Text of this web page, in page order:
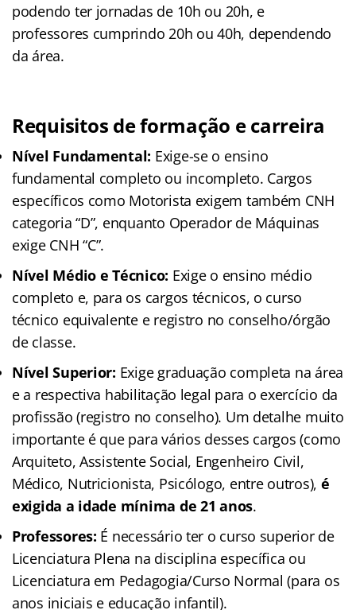
podendo ter jornadas de 10h ou 20h, e
professores cumprindo 20h ou 40h, dependendo
da área.
Requisitos de formação e carreira
Nível Fundamental: Exige-se o ensino
fundamental completo ou incompleto. Cargos
específicos como Motorista exigem também CNH
categoria “D”, enquanto Operador de Máquinas
exige CNH “C”.
Nível Médio e Técnico: Exige o ensino médio
completo e, para os cargos técnicos, o curso
técnico equivalente e registro no conselho/órgão
de classe.
Nível Superior: Exige graduação completa na área
e a respectiva habilitação legal para o exercício da
profissão (registro no conselho). Um detalhe muito
importante é que para vários desses cargos (como
Arquiteto, Assistente Social, Engenheiro Civil,
Médico, Nutricionista, Psicólogo, entre outros), é
exigida a idade mínima de 21 anos.
Professores: É necessário ter o curso superior de
Licenciatura Plena na disciplina específica ou
Licenciatura em Pedagogia/Curso Normal (para os
anos iniciais e educação infantil).